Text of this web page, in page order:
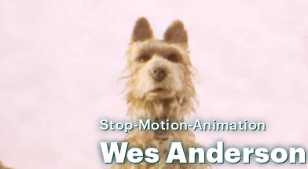
Stop-Motion-Animation
WesAnderson